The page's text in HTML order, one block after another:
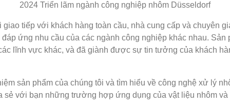
2024 Triển lãm ngành công nghiệp nhôm Düsseldorf
tiếp với khách hàng toàn cầu, nhà cung cấp và chuyên
ứng nhu cầu của các ngành công nghiệp khác nhau.
lĩnh vực khác, và đã giành được sự tin tưởng của khách
sản phẩm của chúng tôi và tìm hiểu về công nghệ xử lý
sẻ với bạn những trường hợp ứng dụng của vật liệu nhôm